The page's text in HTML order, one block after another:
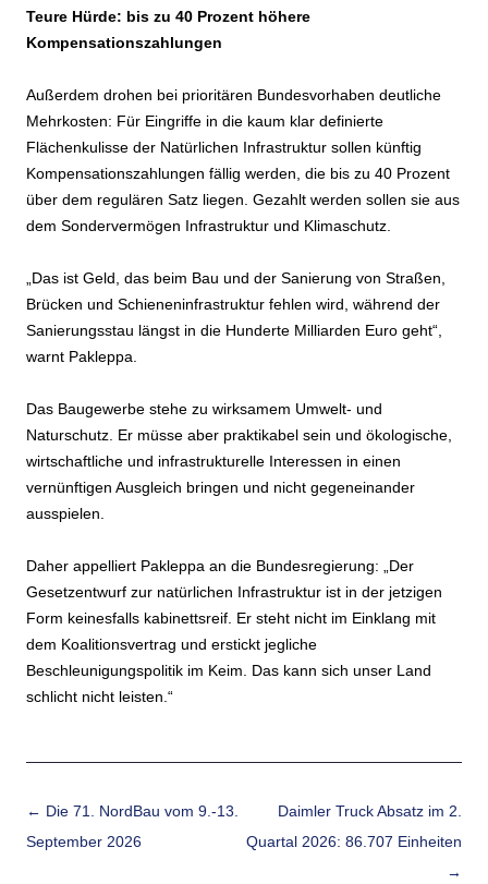
Teure Hürde: bis zu 40 Prozent höhere
Kompensationszahlungen
Außerdem drohen bei prioritären Bundesvorhaben deutliche
Mehrkosten: Für Eingriffe in die kaum klar definierte
Flächenkulisse der Natürlichen Infrastruktur sollen künftig
Kompensationszahlungen fällig werden, die bis zu 40 Prozent
über dem regulären Satz liegen. Gezahlt werden sollen sie aus
dem Sondervermögen Infrastruktur und Klimaschutz.
„Das ist Geld, das beim Bau und der Sanierung von Straßen,
Brücken und Schieneninfrastruktur fehlen wird, während der
Sanierungsstau längst in die Hunderte Milliarden Euro geht“,
warnt Pakleppa.
Das Baugewerbe stehe zu wirksamem Umwelt- und
Naturschutz. Er müsse aber praktikabel sein und ökologische,
wirtschaftliche und infrastrukturelle Interessen in einen
vernünftigen Ausgleich bringen und nicht gegeneinander
ausspielen.
Daher appelliert Pakleppa an die Bundesregierung: „Der
Gesetzentwurf zur natürlichen Infrastruktur ist in der jetzigen
Form keinesfalls kabinettsreif. Er steht nicht im Einklang mit
dem Koalitionsvertrag und erstickt jegliche
Beschleunigungspolitik im Keim. Das kann sich unser Land
schlicht nicht leisten.“
Beitrags-Navigation
← Die 71. NordBau vom 9.-13.
September 2026
Daimler Truck Absatz im 2.
Quartal 2026: 86.707 Einheiten
→